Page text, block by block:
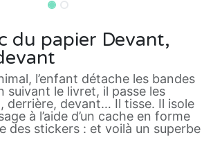
du papier Devant,
l’enfant détache les bandes
suivant le livret, il passe les
derrière, devant… Il tisse. Il isole
à l’aide d’un cache en forme
des stickers : et voilà un superbe